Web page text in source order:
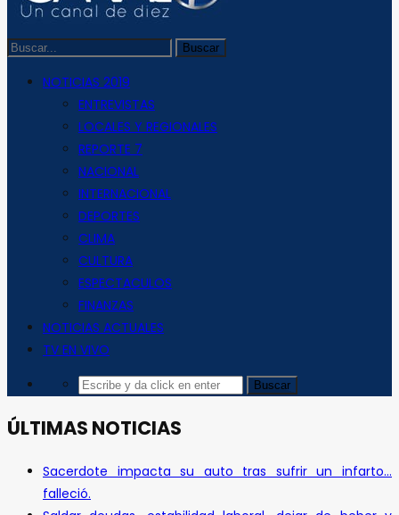
NOTICIAS 2019
ENTREVISTAS
LOCALES Y REGIONALES
REPORTE 7
NACIONAL
INTERNACIONAL
DEPORTES
CLIMA
CULTURA
ESPECTACULOS
FINANZAS
NOTICIAS ACTUALES
TV EN VIVO
ÚLTIMAS NOTICIAS
Sacerdote impacta su auto tras sufrir un infarto…
falleció.